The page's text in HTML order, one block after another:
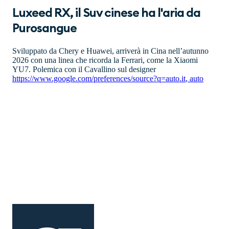
Luxeed RX, il Suv cinese ha l'aria da
Purosangue
Sviluppato da Chery e Huawei, arriverà in Cina nell’autunno
2026 con una linea che ricorda la Ferrari, come la Xiaomi
YU7. Polemica con il Cavallino sul designer
https://www.google.com/preferences/source?q=auto.it, auto